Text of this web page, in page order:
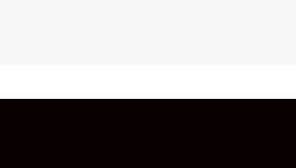
2026 | Firma Elektroniczna